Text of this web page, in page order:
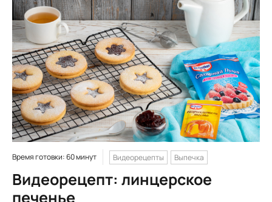
Время готовки: 60 минут Видеорецепты Выпечка
Видеорецепт: линцерское
печенье